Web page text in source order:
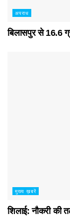
अपराध
बिलासपुर से 16.6
मुख्य ख़बरें
शिलाई: नौकरी की